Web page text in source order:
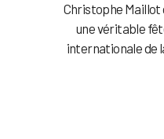
Christophe Maillot
une véritable
internationale de